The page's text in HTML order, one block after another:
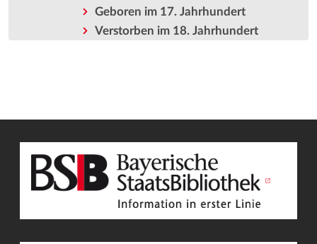
Geboren im 17. Jahrhundert
Verstorben im 18. Jahrhundert